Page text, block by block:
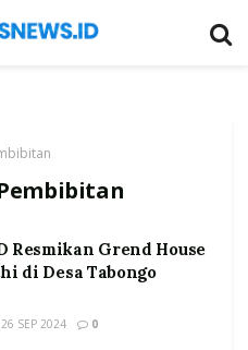
Resmikan Grend House
di Desa Tabongo
26 SEP 2024 0